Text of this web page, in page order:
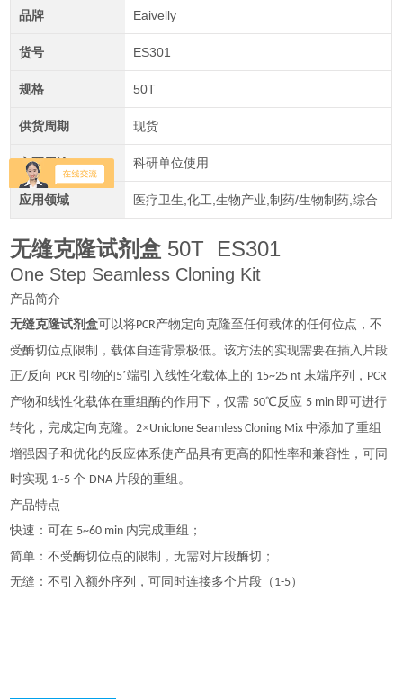
品牌 Eaivelly
货号 ES301
规格 50T
供货周期 现货
主要用途 科研单位使用
应用领域 医疗卫生,化工,生物产业,制药/生物制药,综合
无缝克隆试剂盒 50T ES301
One Step Seamless Cloning Kit
产品简介
无缝克隆试剂盒可以将PCR产物定向克隆至任何载体的任何位点，不
受酶切位点限制，载体自连背景极低。该方法的实现需要在插入片段
正/反向 PCR 引物的5’端引入线性化载体上的 15~25 nt末端序列， PCR
产物和线性化载体在重组酶的作用下，仅需 50℃反应 5 min 即可进行
转化，完成定向克隆。2×Uniclone Seamless Cloning Mix中添加了重组
增强因子和优化的反应体系使产品具有更高的阳性率和兼容性，可同
时实现 1~5个 DNA 片段的重组。
产品特点
快速：可在 5~60 min 内完成重组；
简单：不受酶切位点的限制，无需对片段酶切；
无缝：不引入额外序列，可同时连接多个片段（ 1-5）